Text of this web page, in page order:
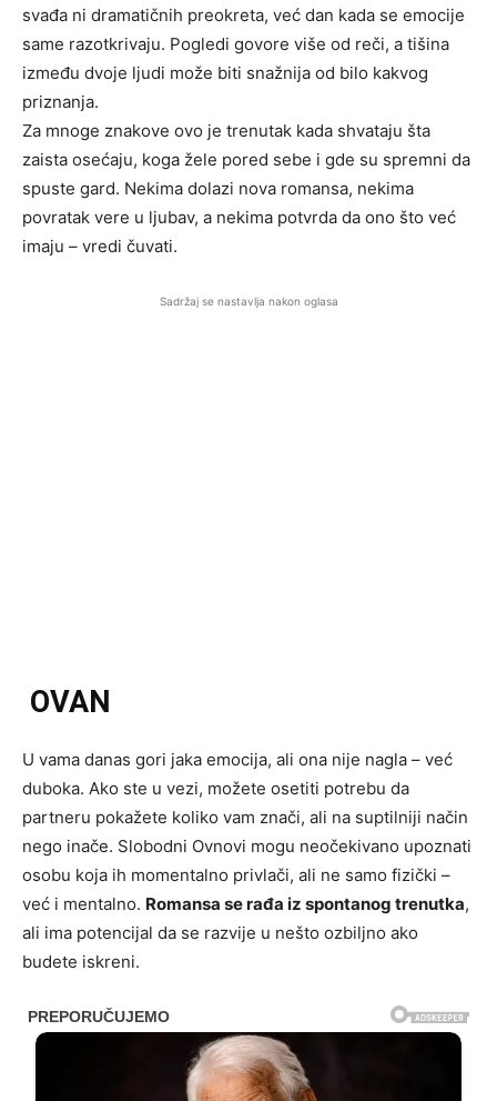
svađa ni dramatičnih preokreta, već dan kada se emocije
same razotkrivaju. Pogledi govore više od reči, a tišina
između dvoje ljudi može biti snažnija od bilo kakvog
priznanja.
Za mnoge znakove ovo je trenutak kada shvataju šta
zaista osećaju, koga žele pored sebe i gde su spremni da
spuste gard. Nekima dolazi nova romansa, nekima
povratak vere u ljubav, a nekima potvrda da ono što već
imaju – vredi čuvati.
Sadržaj se nastavlja nakon oglasa
OVAN
U vama danas gori jaka emocija, ali ona nije nagla – već
duboka. Ako ste u vezi, možete osetiti potrebu da
partneru pokažete koliko vam znači, ali na suptilniji način
nego inače. Slobodni Ovnovi mogu neočekivano upoznati
osobu koja ih momentalno privlači, ali ne samo fizički –
već i mentalno. Romansa se rađa iz spontanog trenutka,
ali ima potencijal da se razvije u nešto ozbiljno ako
budete iskreni.